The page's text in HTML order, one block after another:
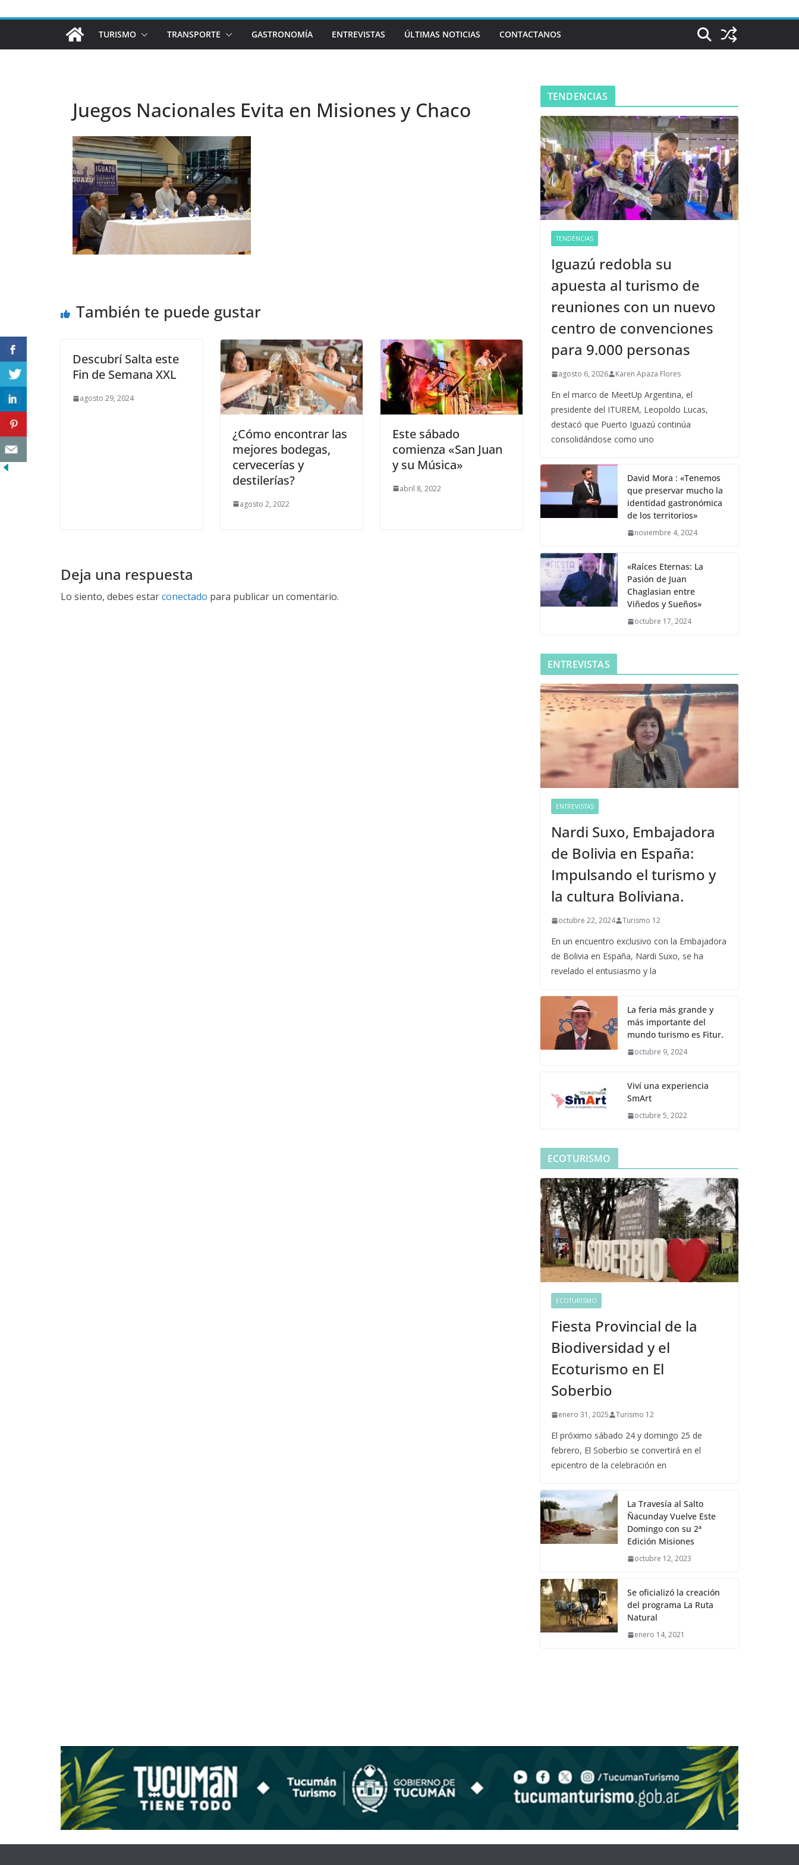
TURISMO TRANSPORTE GASTRONOMÍA ENTREVISTAS ÚLTIMAS NOTICIAS CONTACTANOS
Juegos Nacionales Evita en Misiones y Chaco
También te puede gustar
Descubrí Salta este
Fin de Semana XXL
agosto 29, 2024
¿Cómo encontrar las
mejores bodegas,
cervecerías y
destilerías?
agosto 2, 2022
Este sábado
comienza «San Juan
y su Música»
abril 8, 2022
Deja una respuesta
Lo siento, debes estarconectado para publicar un comentario.
TENDENCIAS
TENDENCIAS
Iguazú redobla su
apuesta al turismo de
reuniones con un nuevo
centro de convenciones
para 9.000 personas
agosto 6, 2026 Karen Apaza Flores
En el marco de MeetUp Argentina, el
presidente del ITUREM, Leopoldo Lucas,
destacó que Puerto Iguazú continúa
consolidándose como uno
David Mora : «Tenemos
que preservar mucho la
identidad gastronómica
de los territorios»
noviembre 4, 2024
«Raíces Eternas: La
Pasión de Juan
Chaglasian entre
Viñedos y Sueños»
octubre 17, 2024
ENTREVISTAS
ENTREVISTAS
Nardi Suxo, Embajadora
de Bolivia en España:
Impulsando el turismo y
la cultura Boliviana.
octubre 22, 2024 Turismo 12
En un encuentro exclusivo con la Embajadora
de Bolivia en España, Nardi Suxo, se ha
revelado el entusiasmo y la
La feria más grande y
más importante del
mundo turismo es Fitur.
octubre 9, 2024
Viví una experiencia
SmArt
octubre 5, 2022
ECOTURISMO
ECOTURISMO
Fiesta Provincial de la
Biodiversidad y el
Ecoturismo en El
Soberbio
enero 31, 2025 Turismo 12
El próximo sábado 24 y domingo 25 de
febrero, El Soberbio se convertirá en el
epicentro de la celebración en
La Travesía al Salto
Ñacunday Vuelve Este
Domingo con su 2ª
Edición Misiones
octubre 12, 2023
Se oficializó la creación
del programa La Ruta
Natural
enero 14, 2021